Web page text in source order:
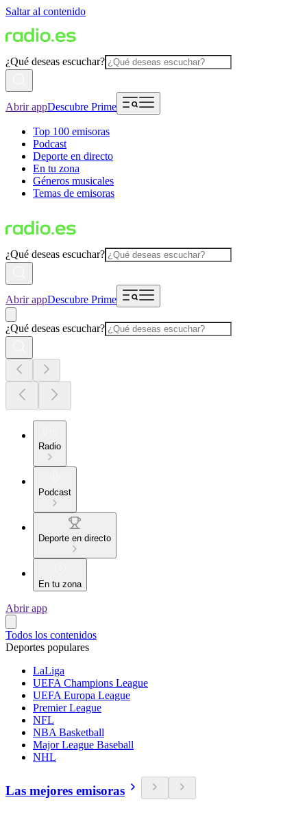
Saltar al contenido
¿Qué deseas escuchar?
Abrir appDescubre Prime
Top 100 emisoras
Podcast
Deporte en directo
En tu zona
Géneros musicales
Temas de emisoras
¿Qué deseas escuchar?
Abrir appDescubre Prime
¿Qué deseas escuchar?
Radio
Podcast
Deporte en directo
En tu zona
Abrir app
Todos los contenidos
Deportes populares
LaLiga
UEFA Champions League
UEFA Europa League
Premier League
NFL
NBA Basketball
Major League Baseball
NHL
Las mejores emisoras